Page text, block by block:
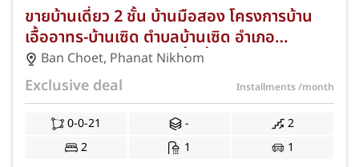
ขายบ้านเดี่ยว 2 ชั้น บ้านมือสอง โครงการบ้าน
เอื้ออาทร-บ้านเซิด ตำบลบ้านเซิด อำเภอ
พนัสนิคม จังหวัดชลบุรี พื้นที่ 21 ตารางวา 2
ห้องนอน 1 ห้องน้ำ 1 ที่จอดรถ ฟรีแอร์ ปั๊มน้ำ
พร้อมค่าใช้จ่ายวันโอน JS-215
Ban Choet, Phanat Nikhom
Exclusive deal Installments/month
0-0-21 -
2
2
1 1